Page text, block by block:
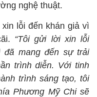
nghệ thuật.
lỗi đến khán giả vì
“Tôi gửi lời xin lỗi
đã mang đến sự trải
trình diễn. Với tinh
trình sáng tạo, tôi
Phương Mỹ Chi sẽ